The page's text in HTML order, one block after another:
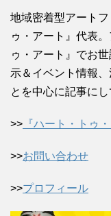
地域密着型アート
ゥ・アート』代表
ゥ・アート』でお
示＆イベント情報
とを中心に記事にし
>> 『ハート・トゥ
>>お問い合わせ
>>プロフィール